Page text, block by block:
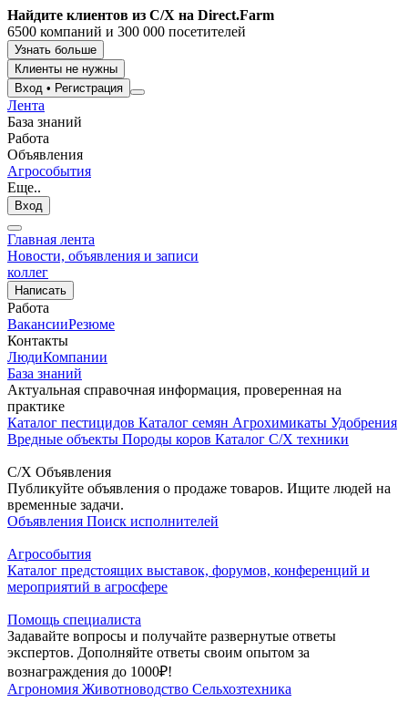
Найдите клиентов из С/Х на Direct.Farm
6500 компаний и 300 000 посетителей
Узнать больше
Клиенты не нужны
Вход • Регистрация
Лента
База знаний
Работа
Объявления
Агрособытия
Еще..
Вход
Главная лента
Новости, объявления и записи
коллег
Написать
Работа
ВакансииРезюме
Контакты
ЛюдиКомпании
База знаний
Актуальная справочная информация, проверенная на
практике
Каталог пестицидов Каталог семян Агрохимикаты Удобрения
Вредные объекты Породы коров Каталог С/Х техники
С/Х Объявления
Публикуйте объявления о продаже товаров. Ищите людей на
временные задачи.
Объявления Поиск исполнителей
Агрособытия
Каталог предстоящих выставок, форумов, конференций и
мероприятий в агросфере
Помощь специалиста
Задавайте вопросы и получайте развернутые ответы
экспертов. Дополняйте ответы своим опытом за
вознаграждения до 1000₽!
Агрономия Животноводство Сельхозтехника